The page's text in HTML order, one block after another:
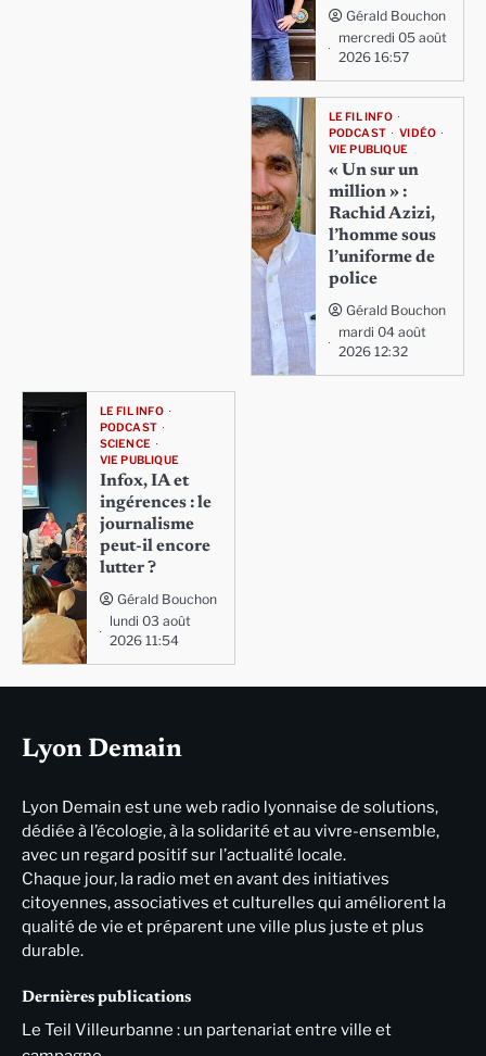
Gérald Bouchon
mercredi 05 août
2026 16:57
LE FIL INFO
PODCAST
VIDÉO
VIE PUBLIQUE
« Un sur un
million » :
Rachid Azizi,
l’homme sous
l’uniforme de
police
Gérald Bouchon
mardi 04 août
2026 12:32
LE FIL INFO
PODCAST
SCIENCE
VIE PUBLIQUE
Infox, IA et
ingérences : le
journalisme
peut-il encore
lutter ?
Gérald Bouchon
lundi 03 août
2026 11:54
Lyon Demain
Lyon Demain est une web radio lyonnaise de solutions,
dédiée à l’écologie, à la solidarité et au vivre-ensemble,
avec un regard positif sur l’actualité locale.
Chaque jour, la radio met en avant des initiatives
citoyennes, associatives et culturelles qui améliorent la
qualité de vie et préparent une ville plus juste et plus
durable.
Dernières publications
Le Teil Villeurbanne : un partenariat entre ville et